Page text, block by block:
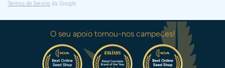
Termos de Serviço da Google.
O seu apoio tornou-nos campeões!